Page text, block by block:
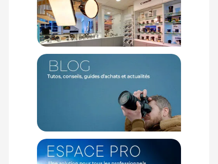
Cable 5730 :
Marque : SmallRig
Modèle : Câble de données USB-C en spirale droit vers coudé
Connectique : USB-C droit vers USB-C coudé
Transfert de données : USB 2.0
Protocoles de charge supportés : USB PD 3.1 et PD 3.0
Matériaux : TPU et alliage d'aluminium
Remarque de compatibilité : Incompatible avec certains
ordinateurs comme le Dell Inspiron 14 Plus
Longueur : 145cm